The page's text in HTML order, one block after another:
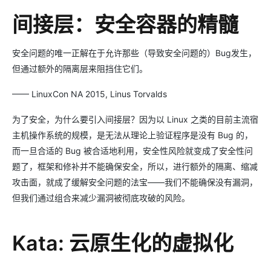
间接层：安全容器的精髓
安全问题的唯一正解在于允许那些（导致安全问题的）Bug发生，
但通过额外的隔离层来阻挡住它们。
—— LinuxCon NA 2015, Linus Torvalds
为了安全，为什么要引入间接层？因为以 Linux 之类的目前主流宿
主机操作系统的规模，是无法从理论上验证程序是没有 Bug 的，
而一旦合适的 Bug 被合适地利用，安全性风险就变成了安全性问
题了，框架和修补并不能确保安全，所以，进行额外的隔离、缩减
攻击面，就成了缓解安全问题的法宝——我们不能确保没有漏洞，
但我们通过组合来减少漏洞被彻底攻破的风险。
Kata: 云原生化的虚拟化